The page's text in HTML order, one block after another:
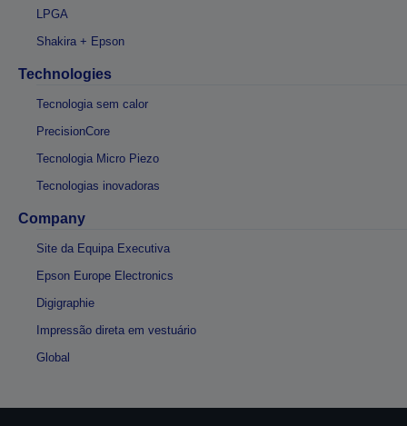
LPGA
Shakira + Epson
Technologies
Tecnologia sem calor
PrecisionCore
Tecnologia Micro Piezo
Tecnologias inovadoras
Company
Site da Equipa Executiva
Epson Europe Electronics
Digigraphie
Impressão direta em vestuário
Global